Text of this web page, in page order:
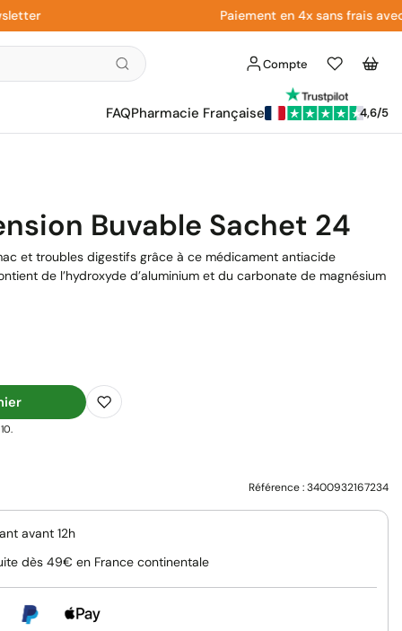
Paiement en 4x sans frais avec
Compte
Liste
d'envies
Panier
FAQPharmacie Française 4,6/5
Buvable Sachet 24
et troubles digestifs grâce à ce médicament antiacide
de l’hydroxyde d’aluminium et du carbonate de magnésium
Référence :3400932167234
avant 12h
dès 49€ en France continentale